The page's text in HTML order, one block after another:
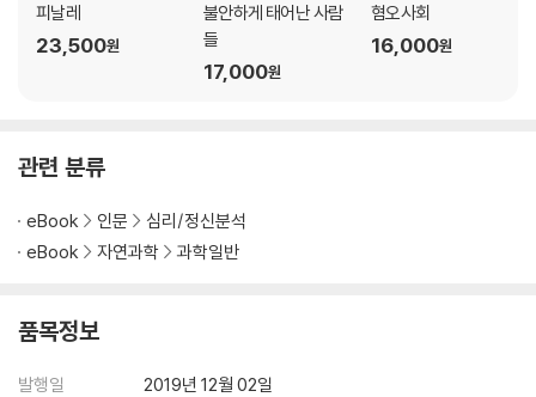
피날레
23,500원
불안하게 태어난 사람
들
17,000원
혐오사회
16,000원
관련 분류
eBook 인문
심리/정신분석
eBook
자연과학 과학일반
품목정보
발행일
2019년 12월 02일